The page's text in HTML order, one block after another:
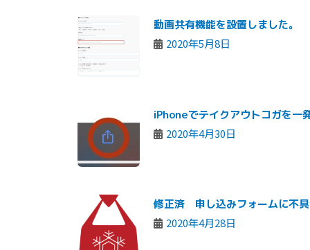
動画共有機能を設置しました。
2020年5月8日
iPhoneでテイクアウトコガを一
2020年4月30日
修正済 申し込みフォームに不具
2020年4月28日